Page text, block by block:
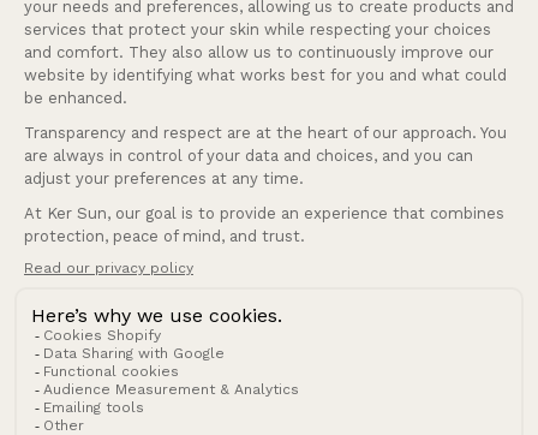
Politique de remboursement
Politique d’expéditionConditions générales de vente